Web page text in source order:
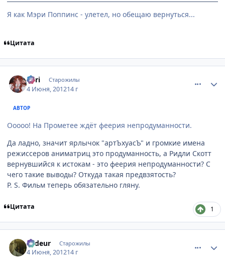
Я как Мэри Поппинс - улетел, но обещаю вернуться...
Цитата
Tоri Старожилы
4 Июня, 201214 г
АВТОР
Ооооо! На Прометее ждёт феерия непродуманности.
Да ладно, значит ярлычок "артЪхуасЪ" и громкие имена
режиссеров аниматриц это продуманность, а Ридли Скотт
вернувшийся к истокам - это феерия непродуманности? С
чего такие выводы? Откуда такая предвзятость?
P. S. Фильм теперь обязательно гляну.
Цитата 1
Ardeur Старожилы
4 Июня, 201214 г